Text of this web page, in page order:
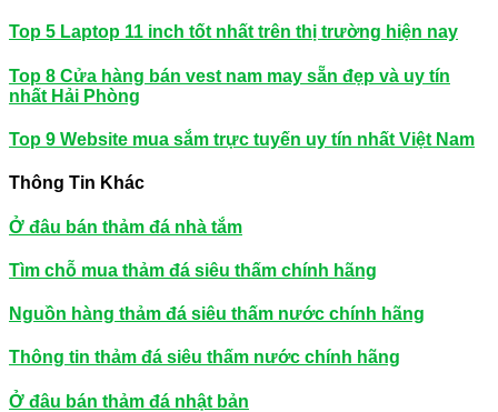
Top 5 Laptop 11 inch tốt nhất trên thị trường hiện nay
Top 8 Cửa hàng bán vest nam may sẵn đẹp và uy tín
nhất Hải Phòng
Top 9 Website mua sắm trực tuyến uy tín nhất Việt Nam
Thông Tin Khác
Ở đâu bán thảm đá nhà tắm
Tìm chỗ mua thảm đá siêu thấm chính hãng
Nguồn hàng thảm đá siêu thấm nước chính hãng
Thông tin thảm đá siêu thấm nước chính hãng
Ở đâu bán thảm đá nhật bản